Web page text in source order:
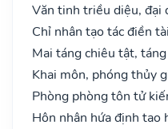
Văn tinh triều diệu, đại
Chỉ nhân tạo tác điền
Mai táng chiêu tật,
Khai môn, phóng thủy
Phòng phòng tôn tử
Hôn nhân hứa định tao